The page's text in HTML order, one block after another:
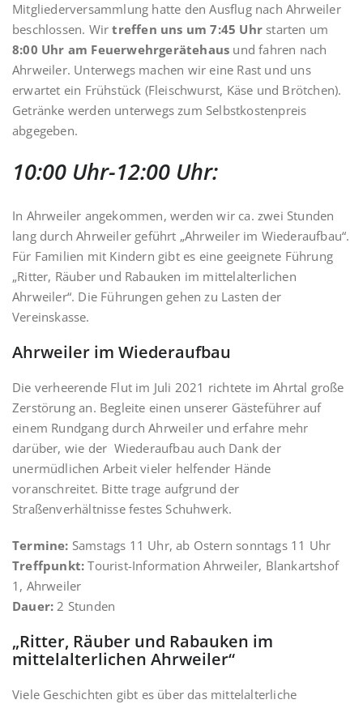
Mitgliederversammlung hatte den Ausflug nach Ahrweiler
beschlossen. Wirtreffen uns um 7:45 Uhr starten um
8:00 Uhr am Feuerwehrgerätehaus und fahren nach
Ahrweiler. Unterwegs machen wir eine Rast und uns
erwartet ein Frühstück (Fleischwurst, Käse und Brötchen).
Getränke werden unterwegs zum Selbstkostenpreis
abgegeben.
10:00 Uhr-12:00 Uhr:
In Ahrweiler angekommen, werden wir ca. zwei Stunden
lang durch Ahrweiler geführt „Ahrweiler im Wiederaufbau“.
Für Familien mit Kindern gibt es eine geeignete Führung
„Ritter, Räuber und Rabauken im mittelalterlichen
Ahrweiler“. Die Führungen gehen zu Lasten der
Vereinskasse.
Ahrweiler im Wiederaufbau
Die verheerende Flut im Juli 2021 richtete im Ahrtal große
Zerstörung an. Begleite einen unserer Gästeführer auf
einem Rundgang durch Ahrweiler und erfahre mehr
darüber, wie der Wiederaufbau auch Dank der
unermüdlichen Arbeit vieler helfender Hände
voranschreitet. Bitte trage aufgrund der
Straßenverhältnisse festes Schuhwerk.
Termine: Samstags 11 Uhr, ab Ostern sonntags 11 Uhr
Treffpunkt: Tourist-Information Ahrweiler, Blankartshof
1, Ahrweiler
Dauer: 2 Stunden
„Ritter, Räuber und Rabauken im
mittelalterlichen Ahrweiler“
Viele Geschichten gibt es über das mittelalterliche